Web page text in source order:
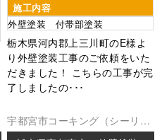
施工内容
外壁塗装 付帯部塗装
栃木県河内郡上三川町のE様よ
り外壁塗装工事のご依頼をいた
だきました！ こちらの工事が完
了しましたの･･･
宇都宮市コーキング（シーリン
グ外壁塗装防水工事